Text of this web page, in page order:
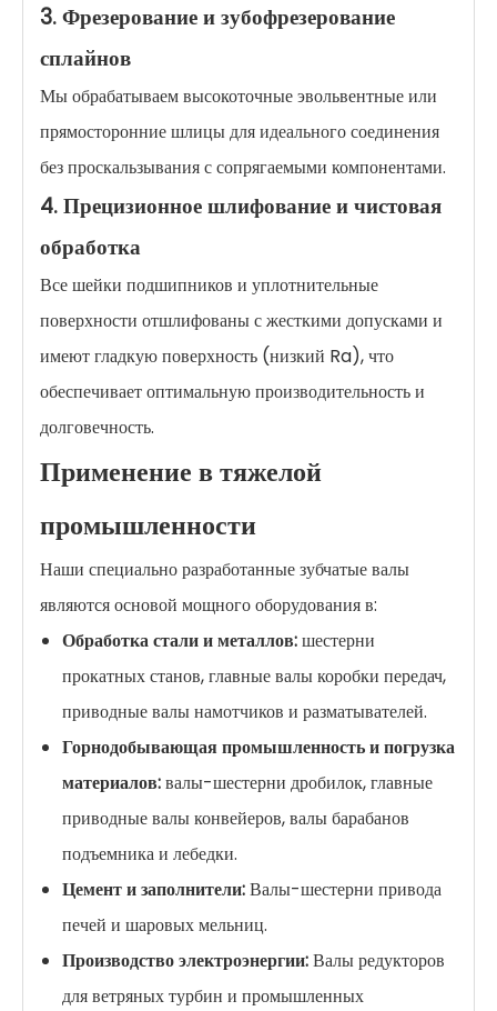
3. Фрезерование и зубофрезерование
сплайнов
Мы обрабатываем высокоточные эвольвентные или
прямосторонние шлицы для идеального соединения
без проскальзывания с сопрягаемыми компонентами.
4. Прецизионное шлифование и чистовая
обработка
Все шейки подшипников и уплотнительные
поверхности отшлифованы с жесткими допусками и
имеют гладкую поверхность (низкий Ra), что
обеспечивает оптимальную производительность и
долговечность.
Применение в тяжелой
промышленности
Наши специально разработанные зубчатые валы
являются основой мощного оборудования в:
Обработка стали и металлов:шестерни
прокатных станов, главные валы коробки передач,
приводные валы намотчиков и разматывателей.
Горнодобывающая промышленность и погрузка
материалов:валы-шестерни дробилок, главные
приводные валы конвейеров, валы барабанов
подъемника и лебедки.
Цемент и заполнители:Валы-шестерни привода
печей и шаровых мельниц.
Производство электроэнергии:Валы редукторов
для ветряных турбин и промышленных